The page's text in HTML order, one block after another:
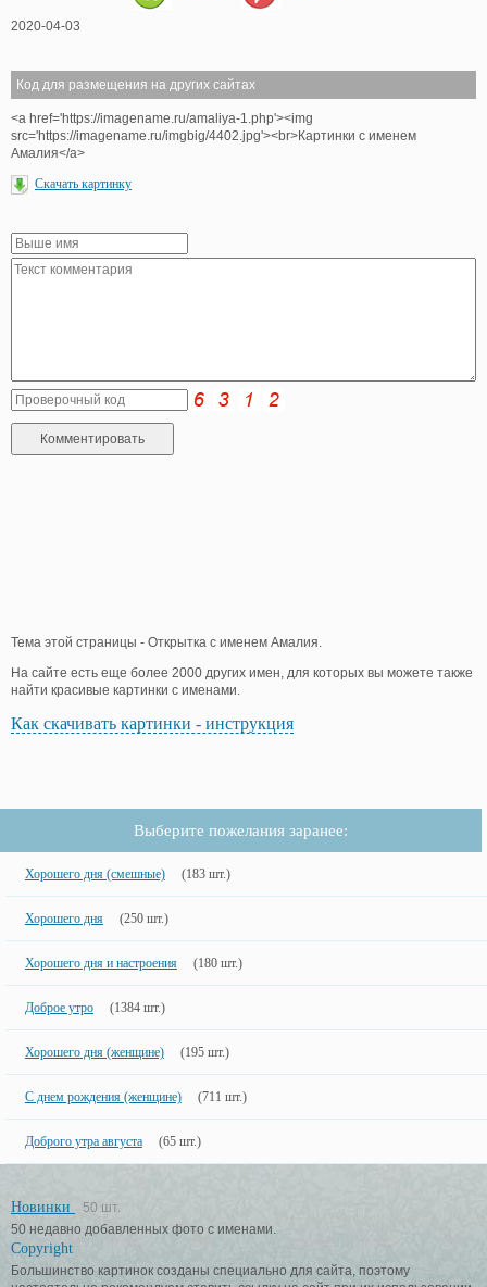
2020-04-03
Код для размещения на других сайтах
<a href='https://imagename.ru/amaliya-1.php'><img
src='https://imagename.ru/imgbig/4402.jpg'><br>Картинки с именем
Амалия</a>
Скачать картинку
Тема этой страницы - Открытка с именем Амалия.
На сайте есть еще более 2000 других имен, для которых вы можете также
найти красивые картинки с именами.
Как скачивать картинки - инструкция
Выберите пожелания заранее:
Хорошего дня (смешные) (183 шт.)
Хорошего дня (250 шт.)
Хорошего дня и настроения (180 шт.)
Доброе утро (1384 шт.)
Хорошего дня (женщине) (195 шт.)
С днем рождения (женщине) (711 шт.)
Доброго утра августа (65 шт.)
Новинки
50 шт.
50 недавно добавленных фото с именами.
Copyright
Большинство картинок созданы специально для сайта, поэтому